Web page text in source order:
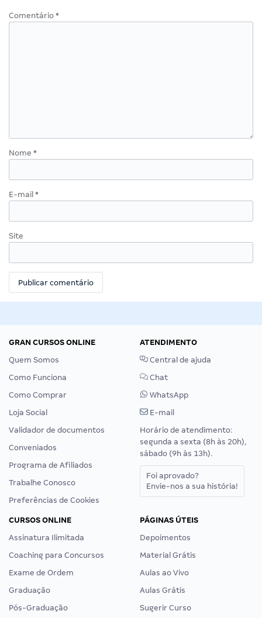
Comentário *
Nome *
E-mail *
Site
GRAN CURSOS ONLINE
Quem Somos
Como Funciona
Como Comprar
Loja Social
Validador de documentos
Conveniados
Programa de Afiliados
Trabalhe Conosco
Preferências de Cookies
ATENDIMENTO
Central de ajuda
Chat
WhatsApp
E-mail
Horário de atendimento:
segunda a sexta (8h às 20h),
sábado (9h às 13h).
Foi aprovado?
Envie-nos a sua história!
CURSOS ONLINE
Assinatura Ilimitada
Coaching para Concursos
Exame de Ordem
Graduação
Pós-Graduação
PÁGINAS ÚTEIS
Depoimentos
Material Grátis
Aulas ao Vivo
Aulas Grátis
Sugerir Curso